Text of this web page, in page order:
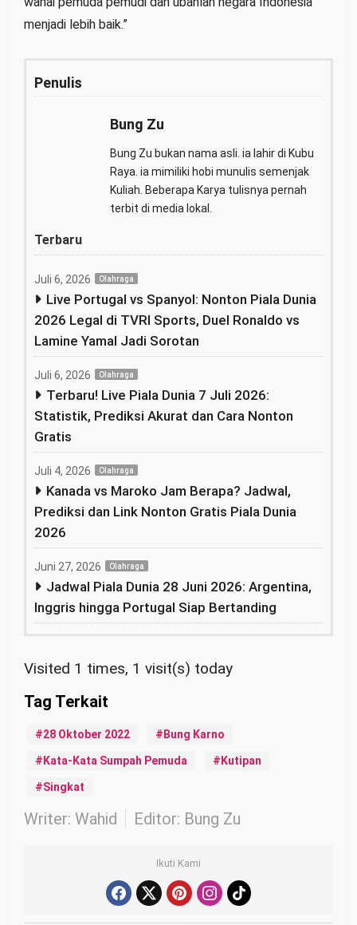
menjadi lebih baik.”
Penulis
Bung Zu
Bung Zu bukan nama asli. ia lahir di Kubu
Raya. ia mimiliki hobi munulis semenjak
Kuliah. Beberapa Karya tulisnya pernah
terbit di media lokal.
Terbaru
Juli 6, 2026 Olahraga
Live Portugal vs Spanyol: Nonton Piala Dunia
2026 Legal di TVRI Sports, Duel Ronaldo vs
Lamine Yamal Jadi Sorotan
Juli 6, 2026 Olahraga
Terbaru! Live Piala Dunia 7 Juli 2026:
Statistik, Prediksi Akurat dan Cara Nonton
Gratis
Juli 4, 2026 Olahraga
Kanada vs Maroko Jam Berapa? Jadwal,
Prediksi dan Link Nonton Gratis Piala Dunia
2026
Juni 27, 2026 Olahraga
Jadwal Piala Dunia 28 Juni 2026: Argentina,
Inggris hingga Portugal Siap Bertanding
Visited 1 times, 1 visit(s) today
28 Oktober 2022 Bung Karno
Kata-Kata Sumpah Pemuda Kutipan
Singkat
Writer: Wahid Editor: Bung Zu
Ikuti Kami